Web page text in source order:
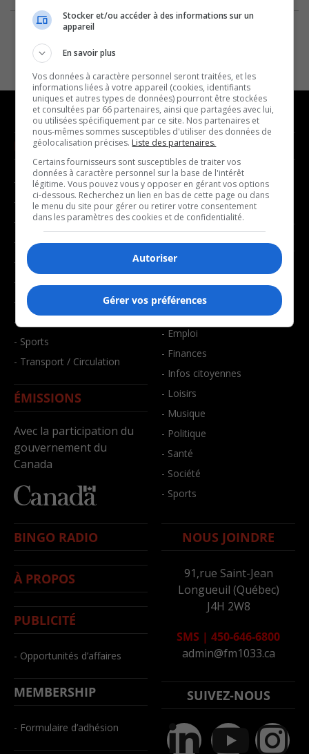
NOUVELLES
- Affaires municipales
- Communauté / Social
- Culture
- Économie
- Éducation
- Environnement
- Faits divers
- Santé et bien-être
- Sports
- Transport / Circulation
ÉMISSIONS
Avec la participation du
gouvernement du
Canada
MUSIQUE
- Décompte franco
- Joué récemment
BALADOS
- Affaires
- Art de vivre
- Bien-être
- Emploi
- Finances
- Infos citoyennes
- Loisirs
- Musique
- Politique
- Santé
- Société
- Sports
BINGO RADIO
À PROPOS
PUBLICITÉ
- Opportunités d’affaires
MEMBERSHIP
- Formulaire d’adhésion
NOUS JOINDRE
91,rue Saint-Jean
Longueuil (Québec)
J4H 2W8
SMS | 450-646-6800
admin@fm1033.ca
SUIVEZ-NOUS
Stocker et/ou accéder à des informations sur un
appareil
En savoir plus
Vos données à caractère personnel seront traitées, et les
informations liées à votre appareil (cookies, identifiants
uniques et autres types de données) pourront être stockées
et consultées par 66 partenaires, ainsi que partagées avec lui,
ou utilisées spécifiquement par ce site. Nos partenaires et
nous-mêmes sommes susceptibles d'utiliser des données de
géolocalisation précises. Liste des partenaires.
Certains fournisseurs sont susceptibles de traiter vos
données à caractère personnel sur la base de l'intérêt
légitime. Vous pouvez vous y opposer en gérant vos options
ci-dessous. Recherchez un lien en bas de cette page ou dans
le menu du site pour gérer ou retirer votre consentement
dans les paramètres des cookies et de confidentialité.
Autoriser
Gérer vos préférences